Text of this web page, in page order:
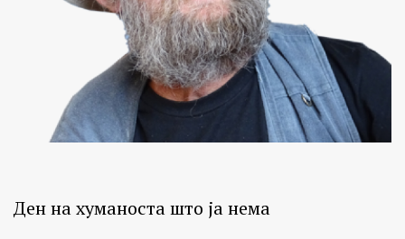
Ден на хуманоста што ја нема